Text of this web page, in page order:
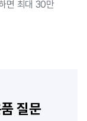
면 최대 30만
질문